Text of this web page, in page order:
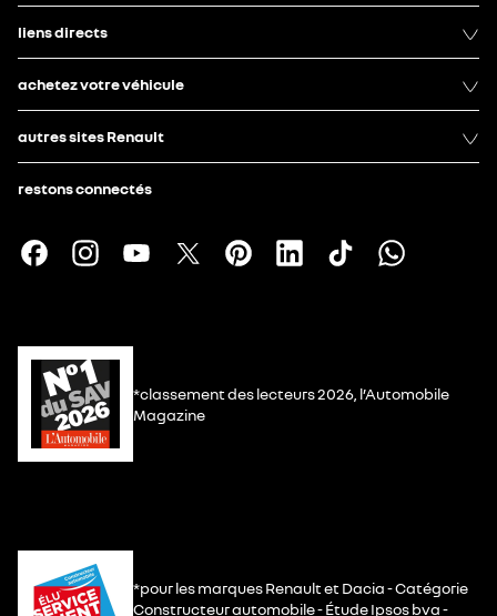
liens directs
achetez votre véhicule
autres sites Renault
restons connectés
*classement des lecteurs 2026, l’Automobile
Magazine
*pour les marques Renault et Dacia - Catégorie
Constructeur automobile - Étude Ipsos bva -